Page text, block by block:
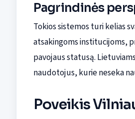
Pagrindinės
Tokios sistemos turi kelias
atsakingoms institucijoms,
pavojaus statusą.
naudotojus, kurie neseka
Poveikis